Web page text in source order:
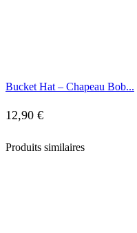
Bucket Hat – Chapeau Bob...
12,90 €
Produits similaires